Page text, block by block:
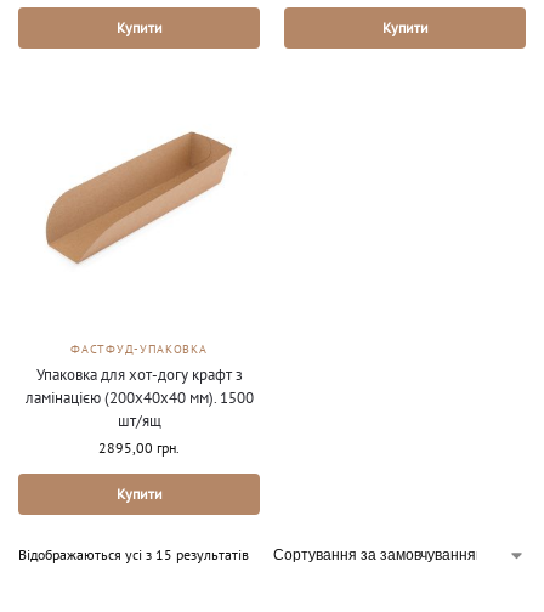
Купити Купити
ФАСТФУД-УПАКОВКА
Упаковка для хот-догу крафт з
ламінацією (200х40х40 мм). 1500
шт/ящ
2895,00 грн.
Купити
Відображаються усі з 15 результатів